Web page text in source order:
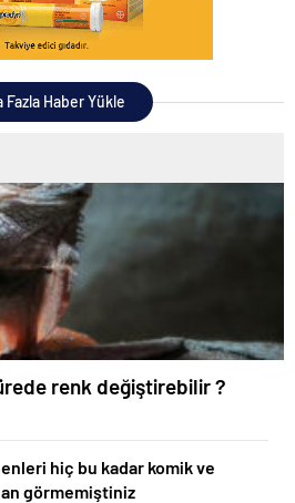
Fazla Haber Yükle
renk değiştirebilir ?
hiç bu kadar komik ve
görmemiştiniz